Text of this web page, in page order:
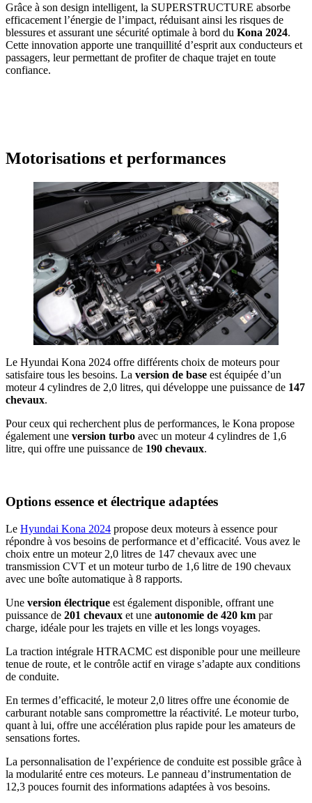
Grâce à son design intelligent, la SUPERSTRUCTURE absorbe
efficacement l’énergie de l’impact, réduisant ainsi les risques de
blessures et assurant une sécurité optimale à bord du Kona 2024.
Cette innovation apporte une tranquillité d’esprit aux conducteurs et
passagers, leur permettant de profiter de chaque trajet en toute
confiance.
Motorisations et performances
Le Hyundai Kona 2024 offre différents choix de moteurs pour
satisfaire tous les besoins. La version de base est équipée d’un
moteur 4 cylindres de 2,0 litres, qui développe une puissance de 147
chevaux.
Pour ceux qui recherchent plus de performances, le Kona propose
également une version turbo avec un moteur 4 cylindres de 1,6
litre, qui offre une puissance de 190 chevaux.
Options essence et électrique adaptées
Le Hyundai Kona 2024 propose deux moteurs à essence pour
répondre à vos besoins de performance et d’efficacité. Vous avez le
choix entre un moteur 2,0 litres de 147 chevaux avec une
transmission CVT et un moteur turbo de 1,6 litre de 190 chevaux
avec une boîte automatique à 8 rapports.
Une version électrique est également disponible, offrant une
puissance de 201 chevaux et une autonomie de 420 km par
charge, idéale pour les trajets en ville et les longs voyages.
La traction intégrale HTRACMC est disponible pour une meilleure
tenue de route, et le contrôle actif en virage s’adapte aux conditions
de conduite.
En termes d’efficacité, le moteur 2,0 litres offre une économie de
carburant notable sans compromettre la réactivité. Le moteur turbo,
quant à lui, offre une accélération plus rapide pour les amateurs de
sensations fortes.
La personnalisation de l’expérience de conduite est possible grâce à
la modularité entre ces moteurs. Le panneau d’instrumentation de
12,3 pouces fournit des informations adaptées à vos besoins.